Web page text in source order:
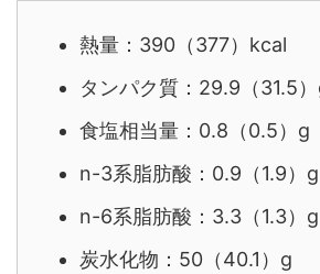
熱量：390（377）kcal
タンパク質：29.9（31.5
食塩相当量：0.8（0.5）g
n-3系脂肪酸：0.9（1.9）g
n-6系脂肪酸：3.3（1.3）g
炭水化物：50（40.1）g